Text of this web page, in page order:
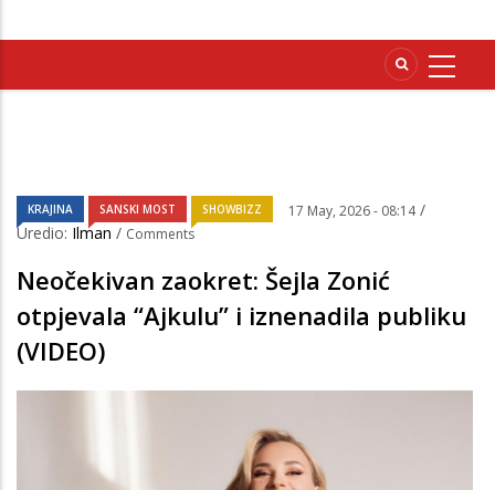
KRAJINA SANSKI MOST SHOWBIZZ 17 May, 2026 - 08:14 /
Uredio: Ilman / Comments
Neočekivan zaokret: Šejla Zonić
otpjevala “Ajkulu” i iznenadila publiku
(VIDEO)